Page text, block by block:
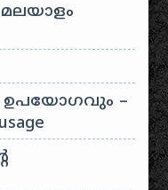
ഉപയോഗവും –